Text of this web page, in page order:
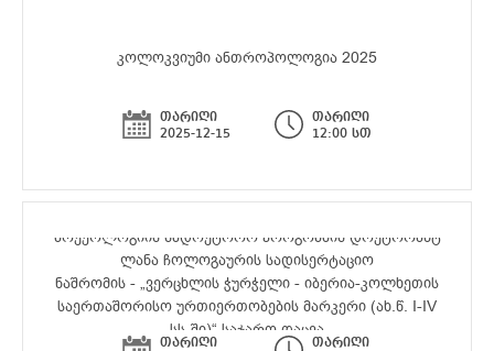
კოლოკვიუმი ანთროპოლოგია 2025
თარიღი
2025-12-15
თარიღი
12:00 სთ
არქეოლოგიის სადოქტორო პროგრამის დოქტორანტ
ლანა ჩოლოგაურის სადისერტაციო
ნაშრომის - „ვერცხლის ჭურჭელი - იბერია-კოლხეთის
საერთაშორისო ურთიერთობების მარკერი (ახ.წ. I-IV
სს-ში)“ საჯარო დაცვა
თარიღი
თარიღი